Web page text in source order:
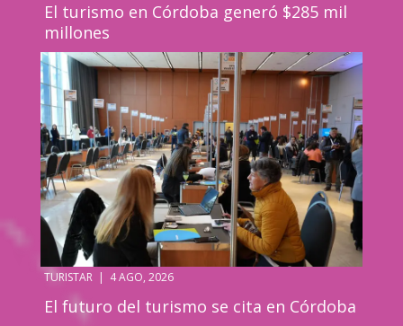
El turismo en Córdoba generó $285 mil
millones
TURISTAR | 4 AGO, 2026
El futuro del turismo se cita en Córdoba